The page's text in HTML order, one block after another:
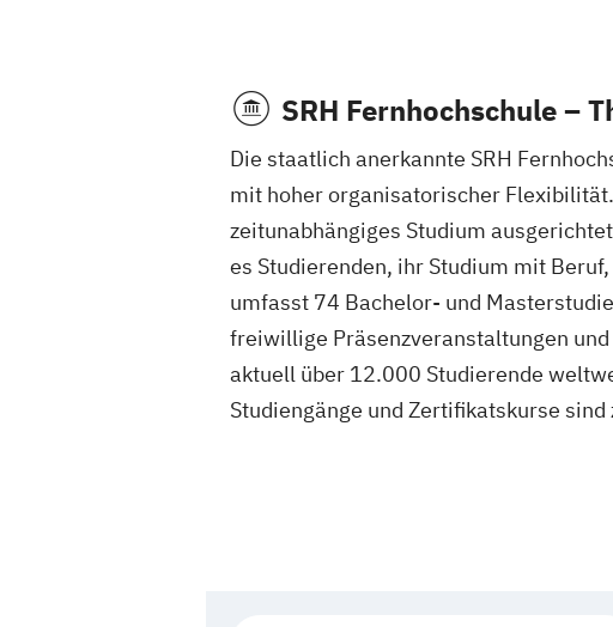
SRH Fernhochschule –
Die staatlich anerkannte SRH
mit hoher organisatorischer
zeitunabhängiges Studium
es Studierenden, ihr Studium mit
umfasst 74 Bachelor- und
freiwillige Präsenzveranstaltungen
aktuell über 12.000 Studierende
Studiengänge und Zertifikatskurse